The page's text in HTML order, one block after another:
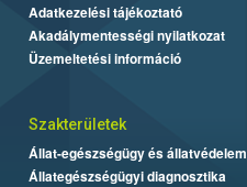
Adatkezelési tájékoztató
Akadálymentességi nyilatkozat
Üzemeltetési információ
Szakterületek
Állat-egészségügy és állatvédelem
Állategészségügyi diagnosztika